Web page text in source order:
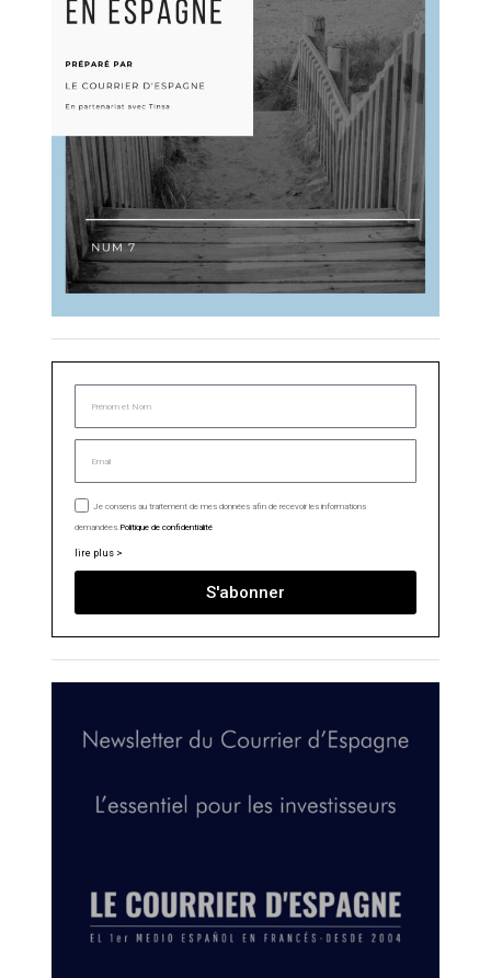
Je consens au traitement de mes données afin de recevoir les informations
demandées.Politique de confidentialité
lire plus >
S'abonner